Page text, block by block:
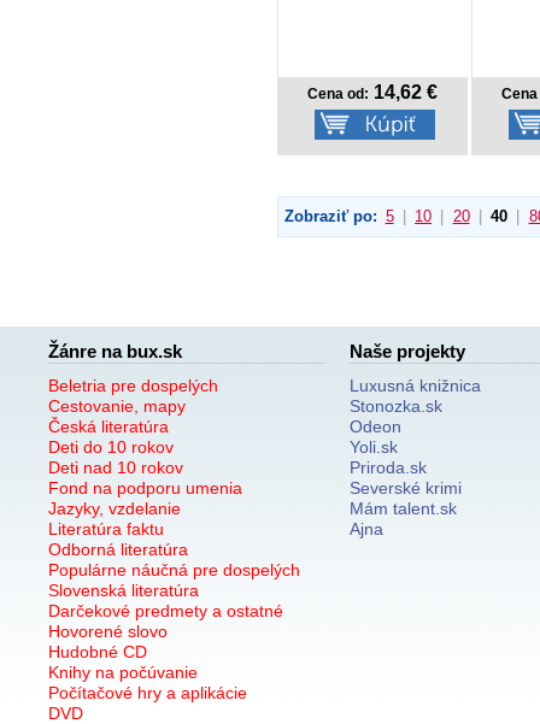
Cena od: 14,62 €
Zobraziť po: 5 | 10 | 20 | 40 |
Žánre na bux.sk
Beletria pre dospelých
Cestovanie, mapy
Česká literatúra
Deti do 10 rokov
Deti nad 10 rokov
Fond na podporu umenia
Jazyky, vzdelanie
Literatúra faktu
Odborná literatúra
Populárne náučná pre dospelých
Slovenská literatúra
Darčekové predmety a ostatné
Hovorené slovo
Hudobné CD
Knihy na počúvanie
Počítačové hry a aplikácie
DVD
Naše projekty
Luxusná knižnica
Stonozka.sk
Odeon
Yoli.sk
Priroda.sk
Severské krimi
Mám talent.sk
Ajna